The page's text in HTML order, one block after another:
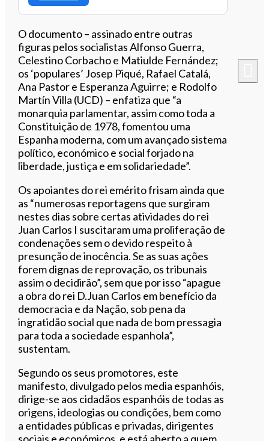
O documento – assinado entre outras
figuras pelos socialistas Alfonso Guerra,
Celestino Corbacho e Matiulde Fernández;
os ‘populares’ Josep Piqué, Rafael Catalá,
Ana Pastor e Esperanza Aguirre; e Rodolfo
Martín Villa (UCD) – enfatiza que “a
monarquia parlamentar, assim como toda a
Constituição de 1978, fomentou uma
Espanha moderna, com um avançado sistema
político, económico e social forjado na
liberdade, justiça e em solidariedade”.
Os apoiantes do rei emérito frisam ainda que
as “numerosas reportagens que surgiram
nestes dias sobre certas atividades do rei
Juan Carlos I suscitaram uma proliferação de
condenações sem o devido respeito à
presunção de inocência. Se as suas ações
forem dignas de reprovação, os tribunais
assim o decidirão”, sem que por isso “apague
a obra do rei D.Juan Carlos em benefício da
democracia e da Nação, sob pena da
ingratidão social que nada de bom pressagia
para toda a sociedade espanhola”,
sustentam.
Segundo os seus promotores, este
manifesto, divulgado pelos media espanhóis,
dirige-se aos cidadãos espanhóis de todas as
origens, ideologias ou condições, bem como
a entidades públicas e privadas, dirigentes